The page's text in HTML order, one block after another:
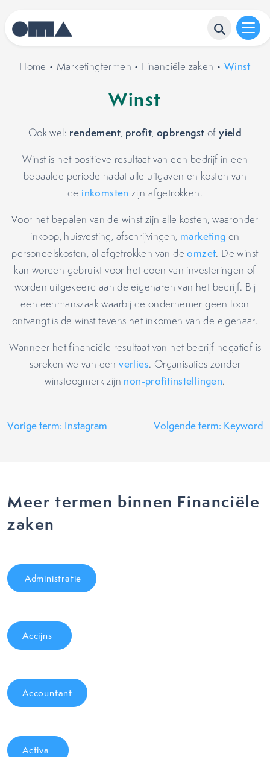
Home • Marketingtermen • Financiële zaken • Winst
Winst
Ook wel: rendement, profit,opbrengst ofyield
Winst is het positieve resultaat van een bedrijf in een
bepaalde periode nadat alle uitgaven en kosten van
de inkomsten zijn afgetrokken.
Voor het bepalen van de winst zijn alle kosten, waaronder
inkoop, huisvesting, afschrijvingen, marketing en
personeelskosten, al afgetrokken van deomzet. De winst
kan worden gebruikt voor het doen van investeringen of
worden uitgekeerd aan de eigenaren van het bedrijf. Bij
een eenmanszaak waarbij de ondernemer geen loon
ontvangt is de winst tevens het inkomen van de eigenaar.
Wanneer het financiële resultaat van het bedrijf negatief is
spreken we van eenverlies. Organisaties zonder
winstoogmerk zijn non-profitinstellingen.
Vorige term: Instagram Volgende term: Keyword
Meer termen binnen Financiële
zaken
Administratie
Accijns
Accountant
Activa